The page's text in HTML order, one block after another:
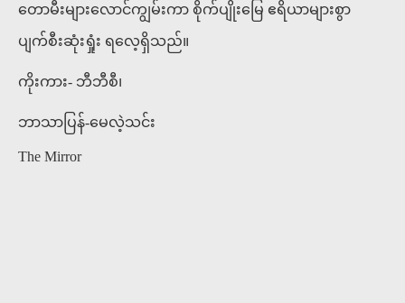
တောမီးများလောင်ကျွမ်းကာ စိုက်ပျိုးမြေ ဧရိယာများစွာ
ပျက်စီးဆုံးရှုံး ရလေ့ရှိသည်။
ကိုးကား- ဘီဘီစီ၊
ဘာသာပြန်-မေလဲ့သင်း
The Mirror